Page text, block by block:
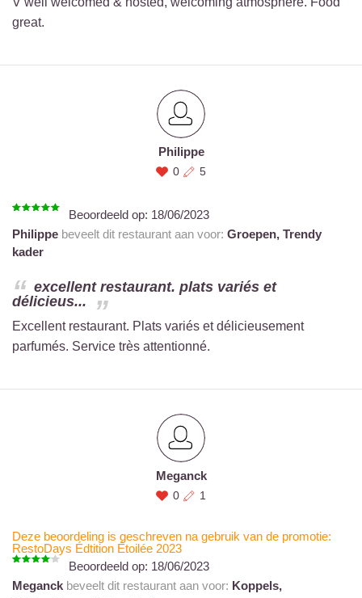
great.
Philippe
0 5
Beoordeeld op: 18/06/2023
Philippe beveelt dit restaurant aan voor: Groepen, Trendy
kader
excellent restaurant. plats variés et
délicieus...
Excellent restaurant. Plats variés et délicieusement
parfumés. Service très attentionné.
Meganck
0 1
Deze beoordeling is geschreven na gebruik van de promotie:
RestoDays Édtition Étoilée 2023
Beoordeeld op: 18/06/2023
Meganck beveelt dit restaurant aan voor: Koppels,